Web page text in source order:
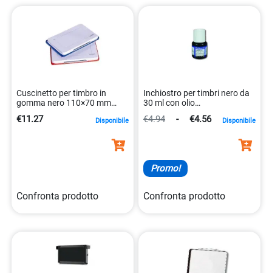
Cuscinetto per timbro in
gomma nero 110×70 mm
€11.27 Disponibile
Confronta prodotto
Inchiostro per timbri nero da
30 ml con olio
€4.94 - €4.56 Disponibile
Promo!
Confronta prodotto